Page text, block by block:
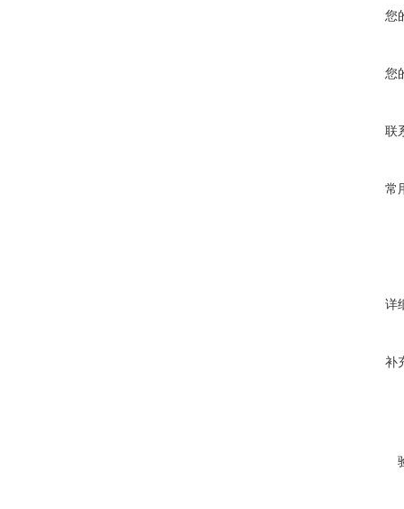
您
您
联
常
详
补